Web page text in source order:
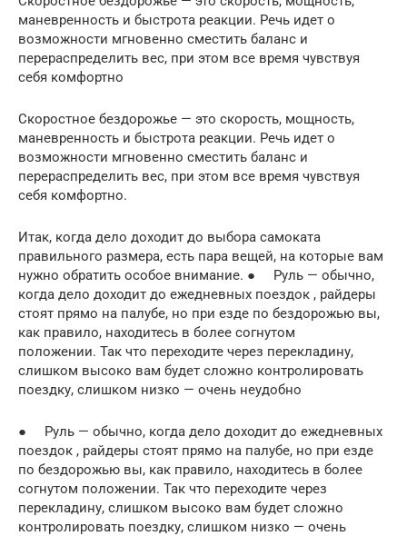
маневренность и быстрота реакции. Речь идет о
возможности мгновенно сместить баланс и
перераспределить вес, при этом все время чувствуя
себя комфортно
Скоростное бездорожье — это скорость, мощность,
маневренность и быстрота реакции. Речь идет о
возможности мгновенно сместить баланс и
перераспределить вес, при этом все время чувствуя
себя комфортно.
Итак, когда дело доходит до выбора самоката
правильного размера, есть пара вещей, на которые вам
нужно обратить особое внимание. ● Руль — обычно,
когда дело доходит до ежедневных поездок , райдеры
стоят прямо на палубе, но при езде по бездорожью вы,
как правило, находитесь в более согнутом
положении. Так что переходите через перекладину,
слишком высоко вам будет сложно контролировать
поездку, слишком низко — очень неудобно
● Руль — обычно, когда дело доходит до ежедневных
поездок , райдеры стоят прямо на палубе, но при езде
по бездорожью вы, как правило, находитесь в более
согнутом положении. Так что переходите через
перекладину, слишком высоко вам будет сложно
контролировать поездку, слишком низко — очень